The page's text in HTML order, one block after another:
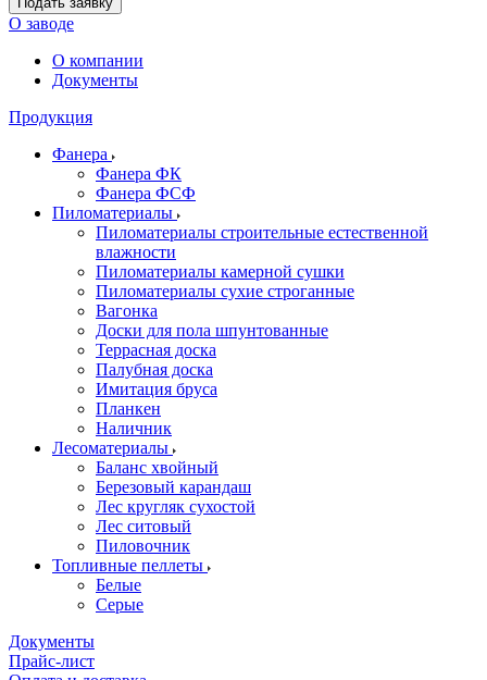
О заводе
О компании
Документы
Продукция
Фанера
Фанера ФК
Фанера ФСФ
Пиломатериалы
Пиломатериалы строительные естественной
влажности
Пиломатериалы камерной сушки
Пиломатериалы сухие строганные
Вагонка
Доски для пола шпунтованные
Террасная доска
Палубная доска
Имитация бруса
Планкен
Наличник
Лесоматериалы
Баланс хвойный
Березовый карандаш
Лес кругляк сухостой
Лес ситовый
Пиловочник
Топливные пеллеты
Белые
Серые
Документы
Прайс-лист